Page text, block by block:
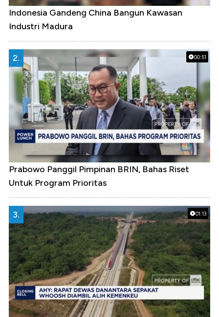
Indonesia Gandeng China Bangun Kawasan
Industri Madura
00:51
2.
Prabowo Panggil Pimpinan BRIN, Bahas Riset
Untuk Program Prioritas
01:13
3.